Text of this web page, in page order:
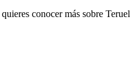
conocer más sobre